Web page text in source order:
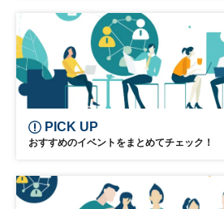
PICK UP
おすすめのイベントをまとめてチェック！